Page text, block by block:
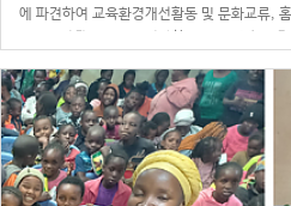
에 파견하여 교육환경개선활동 및 문화교류,